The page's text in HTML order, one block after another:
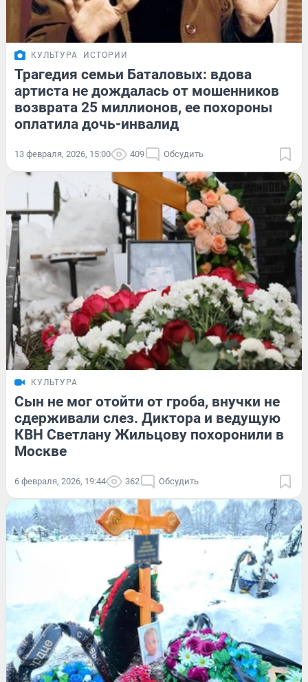
КУЛЬТУРА ИСТОРИИ
Трагедия семьи Баталовых: вдова
артиста не дождалась от мошенников
возврата 25 миллионов, ее похороны
оплатила дочь-инвалид
13 февраля, 2026, 15:00 409 Обсудить
КУЛЬТУРА
Сын не мог отойти от гроба, внучки не
сдерживали слез. Диктора и ведущую
КВН Светлану Жильцову похоронили в
Москве
6 февраля, 2026, 19:44 362 Обсудить